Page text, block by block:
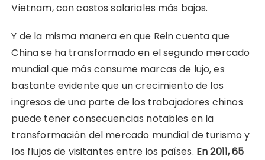
Vietnam, con costos salariales más bajos.
Y de la misma manera en que Rein cuenta que
China se ha transformado en el segundo mercado
mundial que más consume marcas de lujo, es
bastante evidente que un crecimiento de los
ingresos de una parte de los trabajadores chinos
puede tener consecuencias notables en la
transformación del mercado mundial de turismo y
los flujos de visitantes entre los países. En 2011, 65